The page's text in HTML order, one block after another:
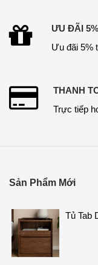
ƯU ĐÃI 5%
Ưu đãi 5%
THANH
Trực tiếp
Sản Phẩm Mới
Tủ Tab